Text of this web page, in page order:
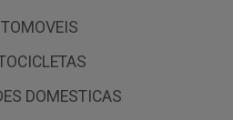
DOMESTICAS